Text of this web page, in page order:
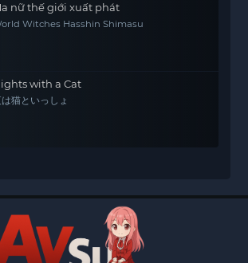
nữ thế giới xuất phát
Witches Hasshin Shimasu
with a Cat
猫といっしょ